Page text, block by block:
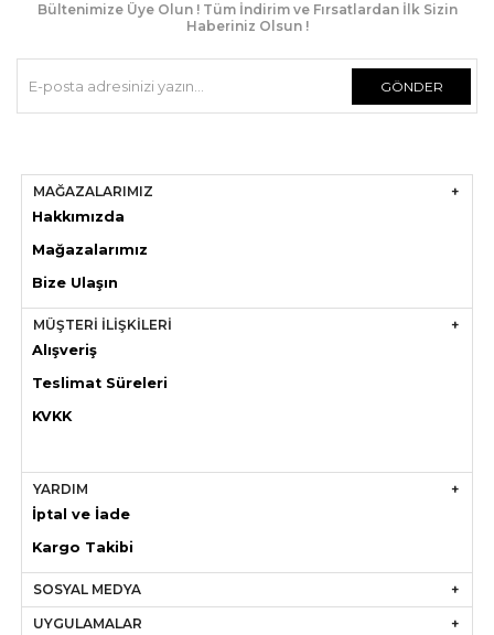
Bültenimize Üye Olun ! Tüm İndirim ve Fırsatlardan İlk Sizin
Haberiniz Olsun !
GÖNDER
MAĞAZALARIMIZ
Hakkımızda
Mağazalarımız
Bize Ulaşın
MÜŞTERİ İLİŞKİLERİ
Alışveriş
Teslimat Süreleri
KVKK
YARDIM
İptal ve İade
Kargo Takibi
SOSYAL MEDYA
UYGULAMALAR